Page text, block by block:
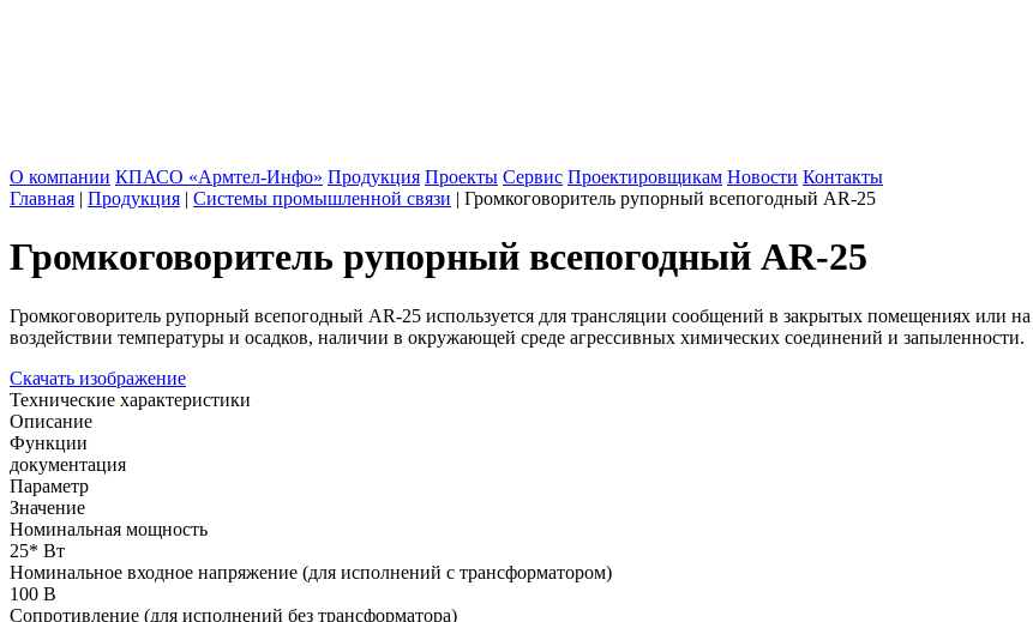
О компании КПАСО «Армтел-Инфо» Продукция Проекты Сервис Проектировщикам Новости Контакты
Главная | Продукция | Системы промышленной связи | Громкоговоритель рупорный всепогодный AR-25
Громкоговоритель рупорный всепогодный AR-25
Громкоговоритель рупорный всепогодный AR-25 используется для трансляции сообщений в закрытых помещениях или
воздействии температуры и осадков, наличии в окружающей среде агрессивных химических соединений и запыленности.
Скачать изображение
Технические характеристики
Описание
Функции
документация
Параметр
Значение
Номинальная мощность
25* Вт
Номинальное входное напряжение (для исполнений с трансформатором)
100 В
Сопротивление (для исполнений без трансформатора)